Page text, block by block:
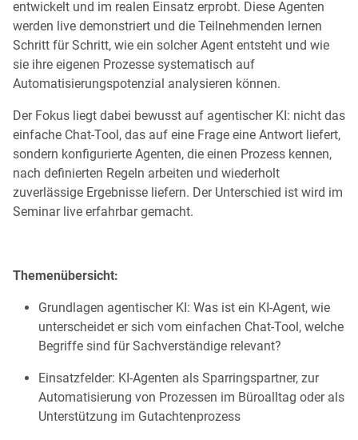
entwickelt und im realen Einsatz erprobt. Diese Agenten
werden live demonstriert und die Teilnehmenden lernen
Schritt für Schritt, wie ein solcher Agent entsteht und wie
sie ihre eigenen Prozesse systematisch auf
Automatisierungspotenzial analysieren können.
Der Fokus liegt dabei bewusst auf agentischer KI: nicht das
einfache Chat-Tool, das auf eine Frage eine Antwort liefert,
sondern konfigurierte Agenten, die einen Prozess kennen,
nach definierten Regeln arbeiten und wiederholt
zuverlässige Ergebnisse liefern. Der Unterschied ist wird im
Seminar live erfahrbar gemacht.
Themenübersicht:
Grundlagen agentischer KI: Was ist ein KI-Agent, wie
unterscheidet er sich vom einfachen Chat-Tool, welche
Begriffe sind für Sachverständige relevant?
Einsatzfelder: KI-Agenten als Sparringspartner, zur
Automatisierung von Prozessen im Büroalltag oder als
Unterstützung im Gutachtenprozess